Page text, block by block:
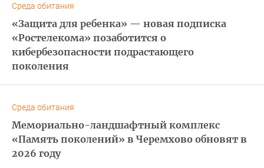
Среда обитания
«Защита для ребенка» — новая подписка
«Ростелекома» позаботится о
кибербезопасности подрастающего
поколения
Среда обитания
Мемориально-ландшафтный комплекс
«Память поколений» в Черемхово обновят в
2026 году